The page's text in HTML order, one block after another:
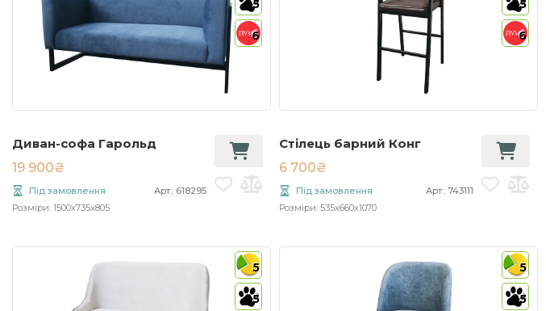
5
6
Диван-софа Гарольд
19 900₴
Арт.: 618295
Під замовлення
Розміри: 1500x735x805
5
6
Стілець барний Конг
6 700₴
Арт.: 743111
Під замовлення
Розміри: 535x660x1070
5
5
5
5